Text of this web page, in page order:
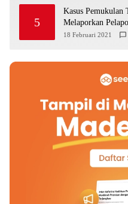
5
Kasus Pemukulan
Melaporkan
18 Februari 2021